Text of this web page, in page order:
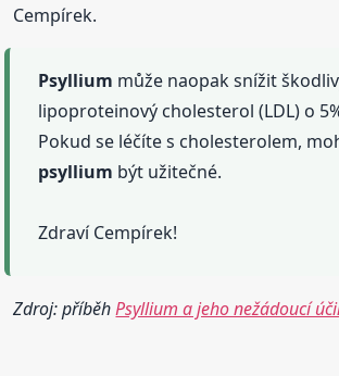
Cempírek.
Psyllium může naopak snížit
lipoproteinový cholesterol (LDL) o
Pokud se léčíte s cholesterolem,
psyllium být užitečné.
Zdraví Cempírek!
Zdroj: příběhPsyllium a jeho nežádoucí